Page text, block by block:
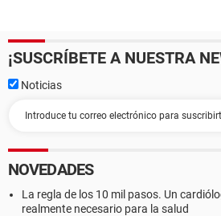
¡SUSCRÍBETE A NUESTRA
Noticias
NOVEDADES
La regla de los 10 mil pasos. Un
realmente necesario para la salud